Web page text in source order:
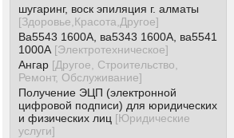
шугаринг, воск эпиляция г. алматы
[Здоровье,Красота,Другое]
Ва5543 1600А, ва5343 1600А, ва5541
1000А [Электротехническое]
Ангар [Другое, Строительство,
Ремонт, Обслуживание]
Получение ЭЦП (электронной
цифровой подписи) для юридических
и физических лиц [Юридические
услуги]